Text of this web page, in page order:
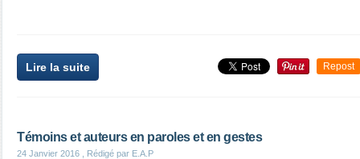
Lire la suite Repost
Témoins et auteurs en paroles et en gestes
24 Janvier 2016 , Rédigé par E.A.P